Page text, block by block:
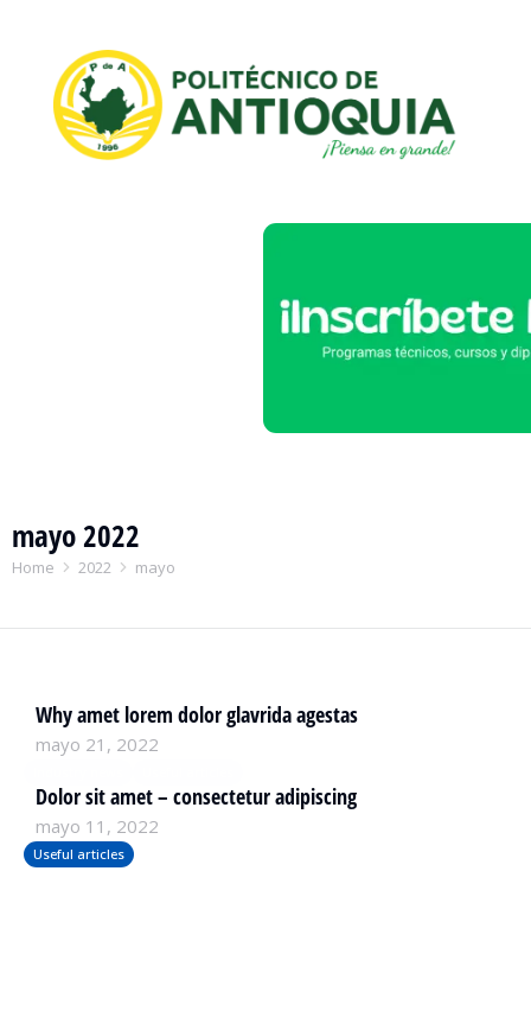
mayo 2022
You are here:
Home 2022 mayo
Why amet lorem dolor glavrida agestas
mayo 21, 2022
Useful articles
Dolor sit amet – consectetur adipiscing
mayo 11, 2022